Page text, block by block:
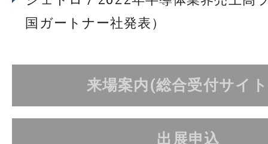
国ガートナー社発表）
来場案内(総合受付サイ
出展申込